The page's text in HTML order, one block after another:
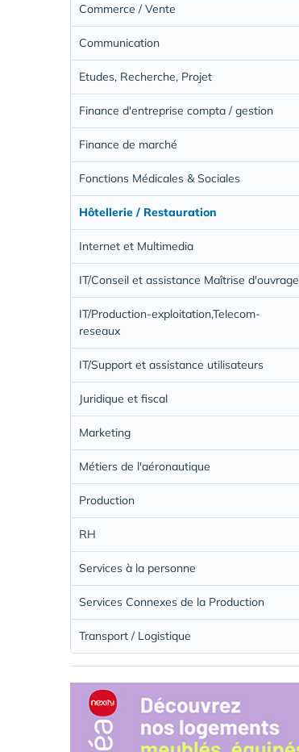
Commerce / Vente
Communication
Etudes, Recherche, Projet
Finance d'entreprise compta / gestion
Finance de marché
Fonctions Médicales & Sociales
Hôtellerie / Restauration
Internet et Multimedia
IT/Conseil et assistance Maîtrise d'ouvrage
IT/Production-exploitation,Telecom-
reseaux
IT/Support et assistance utilisateurs
Juridique et fiscal
Marketing
Métiers de l'aéronautique
Production
RH
Services à la personne
Services Connexes de la Production
Transport / Logistique